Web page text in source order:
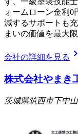
ォームローン金利
減するサポートも
まいの価値を最大
会社の詳細を見る chevron_right
株式会社やまき
茨城県筑西市下中